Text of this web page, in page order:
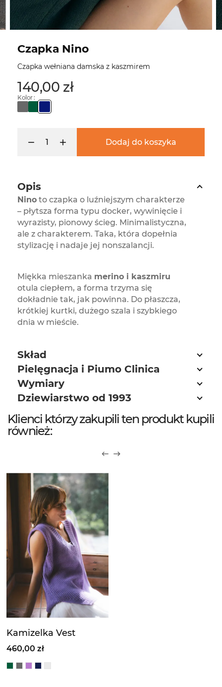
Czapka Nino
Czapka wełniana damska z kaszmirem
140,00 zł
Kolor :
Dodaj do koszyka
Opis
Nino to czapka o luźniejszym charakterze
– płytsza forma typu docker, wywinięcie i
wyrazisty, pionowy ścieg. Minimalistyczna,
ale z charakterem. Taka, która dopełnia
stylizację i nadaje jej nonszalancji.
Miękka mieszanka merino i kaszmiru
otula ciepłem, a forma trzyma się
dokładnie tak, jak powinna. Do płaszcza,
krótkiej kurtki, dużego szala i szybkiego
dnia w mieście.
Skład
Pielęgnacja i Piumo Clinica
Wymiary
Dziewiarstwo od 1993
Klienci którzy zakupili ten produkt kupili
również:
Kamizelka Vest
460,00 zł